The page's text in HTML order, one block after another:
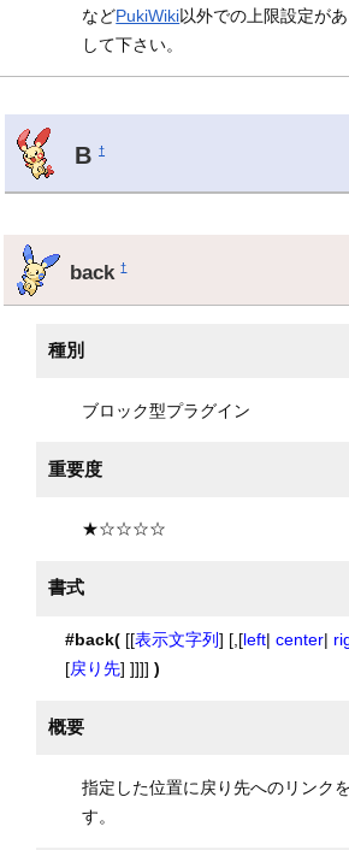
などPukiWiki以外での上限設定が
して下さい。
B†
back†
種別
ブロック型プラグイン
重要度
★☆☆☆☆
書式
#back([[表示文字列] [,[left| center|
[戻り先] ]]]] )
概要
指定した位置に戻り先へのリンク
す。